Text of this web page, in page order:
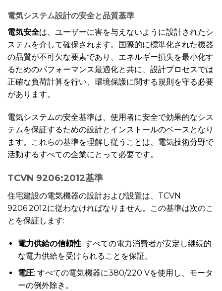
電気システム設計の安全と品質基準
電気安全は、ユーザーに害を与えないように設計されたシ
ステムを介して確保されます。国際的に標準化された機器
の品質が不可欠な要素であり、エネルギー損失を最小化す
るためのパフォーマンス最適化と共に、設計プロセスでは
正確な負荷計算を行い、環境保護に関する規則を守る必要
があります。
電気システムの安全基準は、使用者に安全で効果的なシス
テムを保証するための設計とインストールのベースとなり
ます。これらの基準を理解し従うことは、電気技術分野で
活動するすべての企業にとって必要です。
TCVN 9206:2012基準
住宅建設の電気機器の設計および設置は、TCVN
9206:2012に従わなければなりません。この基準は次のこ
とを保証します:
電力供給の信頼性: すべての電力消費者が安定し継続的
な電力供給を受けられることを保証。
電圧: すべての電気機器に380/220 Vを使用し、モータ
ーの例外除き。